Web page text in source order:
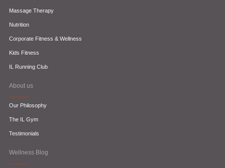
Massage Therapy
Nutrition
Corporate Fitness & Wellness
Kids Fitness
IL Running Club
About us
Our Philosophy
The IL Gym
Testimonials
Wellness Blog